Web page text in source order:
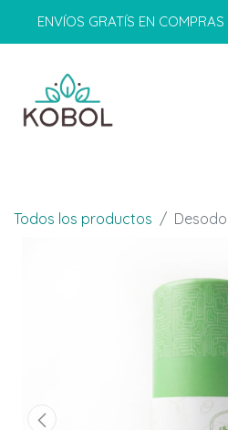
ENVÍOS GRATÍS EN
Todos los productos